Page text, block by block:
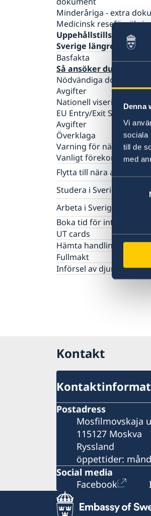
Denna
Vi
sociala
till de
med
Minderåriga - extra
Medicinsk
Uppehållstillstånd för
Sverige längre tid än 90
Basfakta
Så ansöker du
Nödvändiga dokument
Avgifter
Nationell visering
EU Entry/Exit System
Avgifter
Överklaga
Varning för
Vanligt förekommande
Flytta till nära anhörig i
Så ansöker du om
Nödvändiga dokument
Avgifter
Vanligt förekommande
Studera i Sverige
Basfakta
Så ansöker du
Dokument som krävs
Avgifter
Vanligt förekommande
Arbeta i Sverige
Basfakta
Så ansöker du
Dokument som krävs
Avgifter
Vanligt förekommande
Boka tid för intervju
UT cards
Hämta handlingar/
Fullmakt
Införsel av djur till
Kontakt
Postadress
Mosfilmovskaja
115127 Moskva
Ryssland
öppettider:
Social media
Facebook